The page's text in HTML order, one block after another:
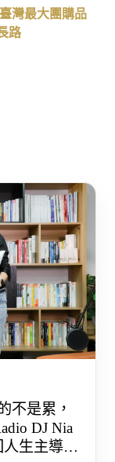
灣最大團購品
路
不是累，
DJ Nia
生主導權